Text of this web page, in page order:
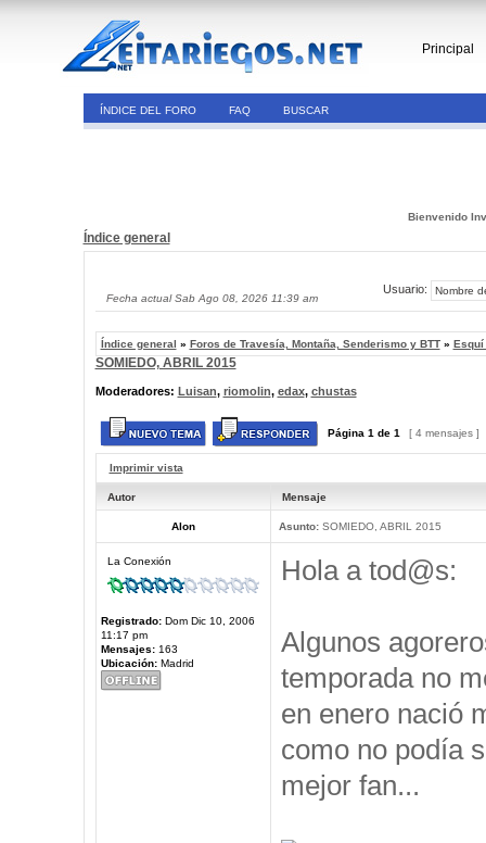
Principal
ÍNDICE DEL FORO FAQ BUSCAR
Bienvenido
Índice general
Fecha actual Sab Ago 08, 2026 11:39 am
Usuario:
Índice general » Foros de Travesía, Montaña, Senderismo y BTT» Esquí
SOMIEDO, ABRIL 2015
Moderadores: Luisan, riomolin, edax, chustas
Página 1 de 1 [ 4 mensajes ]
Imprimir vista
Autor Mensaje
Alon Asunto:SOMIEDO, ABRIL 2015
La Conexión
Registrado:Dom Dic 10, 2006
11:17 pm
Mensajes:163
Ubicación:Madrid
Hola a tod@s:
Algunos
temporada no
en enero nació
como no podía
mejor fan...